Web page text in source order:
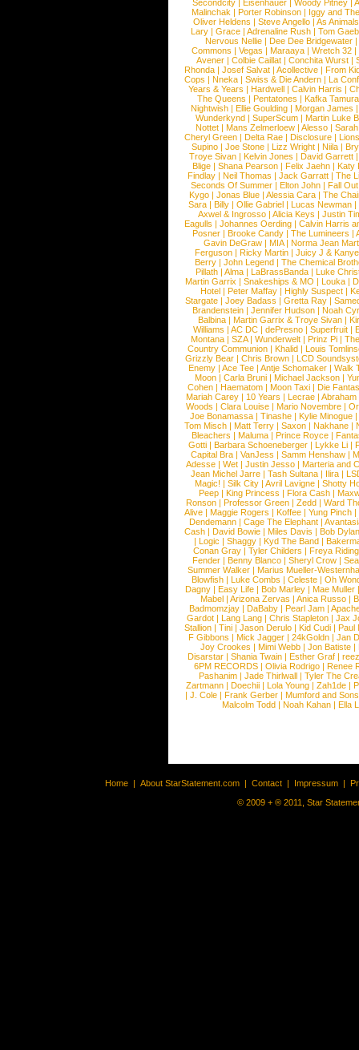
Secondcity |Eisenhauer |Woody Pitney |
Malinchak |Porter Robinson | Iggy and
Oliver Heldens |Steve Angello |As Animals
Lary | Grace | Adrenaline Rush | Tom
Nervous Nellie | Dee Dee Bridgewater |
Commons |Vegas |Maraaya |Wretch 32 |
Avener | Colbie Caillat | Conchita Wurst |
Rhonda | Josef Salvat | Acollective | From
Cops | Nneka | Swiss & Die Andern | La
Years & Years |Hardwell |Calvin Harris |
The Queens | Pentatones | Kafka Tamura
Nightwish |Ellie Goulding |Morgan James
Wunderkynd | SuperScum | Martin Luke
Nottet |Mans Zelmerloew |Alesso |
Cheryl Green |Delta Rae |Disclosure |
Supino |Joe Stone |Lizz Wright |Niila |
Troye Sivan | Kelvin Jones | David Garrett
Blige | Shana Pearson | Felix Jaehn | Katy
Findlay |Neil Thomas |Jack Garratt |The
Seconds Of Summer |Elton John |Fall
Kygo |Jonas Blue |Alessia Cara |The
Sara |Billy |Ollie Gabriel |Lucas Newman |
Axwel & Ingrosso | Alicia Keys | Justin
Eagulls |Johannes Oerding |Calvin Harris
Posner |Brooke Candy |The Lumineers |
Gavin DeGraw | MIA| Norma Jean
Ferguson | Ricky Martin | Juicy J &
Berry | John Legend | The Chemical
Pillath |Alma |LaBrassBanda |Luke
Martin Garrix | Snakeships & MO | Louka |
Hotel | Peter Maffay | Highly Suspect |
Stargate |Joey Badass |Gretta Ray |
Brandenstein |Jennifer Hudson |Noah
Balbina | Martin Garrix & Troye Sivan |
Williams |AC DC |dePresno |Superfruit |
Montana |SZA|Wunderwelt |Prinz Pi |
Country Communion | Khalid | Louis
Grizzly Bear | Chris Brown | LCD
Enemy | Ace Tee | Antje Schomaker | Walk
Moon |Carla Bruni |Michael Jackson |
Cohen |Haematom |Moon Taxi |Die
Mariah Carey | 10 Years | Lecrae | Abraham
Woods |Clara Louise |Mario Novembre |
Joe Bonamassa | Tinashe | Kylie Minogue |
Tom Misch |Matt Terry |Saxon |Nakhane |
Bleachers | Maluma | Prince Royce |
Gotti |Barbara Schoeneberger |Lykke Li |
Capital Bra |VanJess |Samm Henshaw |
Adesse |Wet |Justin Jesso |Marteria and
Jean Michel Jarre |Tash Sultana | Ilira |
Magic! | Silk City | Avril Lavigne | Shotty
Peep |King Princess |Flora Cash |
Ronson |Professor Green |Zedd |Ward
Alive |Maggie Rogers |Koffee |Yung Pinch |
Dendemann |Cage The Elephant |
Cash | David Bowie | Miles Davis | Bob Dylan
|Logic |Shaggy |Kyd The Band |
Conan Gray |Tyler Childers |Freya
Fender |Benny Blanco |Sheryl Crow |
Summer Walker |Marius Mueller-
Blowfish | Luke Combs | Celeste | Oh
Dagny |Easy Life |Bob Marley |Mae Muller
Mabel |Arizona Zervas |Anica Russo |
Badmomzjay |DaBaby |Pearl Jam |
Gardot | Lang Lang | Chris Stapleton | Jax
Stallion |Tini |Jason Derulo |Kid Cudi |Paul
F Gibbons | Mick Jagger | 24kGoldn | Jan
Joy Crookes | Mimi Webb | Jon Batiste |
Disarstar | Shania Twain | Esther Graf |
6PM RECORDS | Olivia Rodrigo | Renee
Pashanim |Jade Thirlwall |Tyler The
Zartmann | Doechii | Lola Young | Zah1de |
| J. Cole | Frank Gerber | Mumford and Sons
Malcolm Todd | Noah Kahan | Ella
Home | About StarStatement.com | Contact | Impressum |
© 2009 + ® 2011, Star